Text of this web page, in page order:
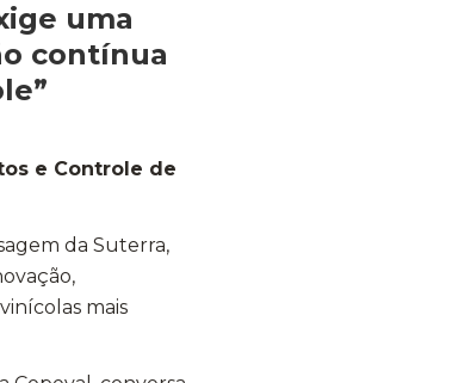
uma
contínua
e Controle de
da Suterra,
mais